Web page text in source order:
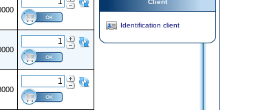
Client
Identification client